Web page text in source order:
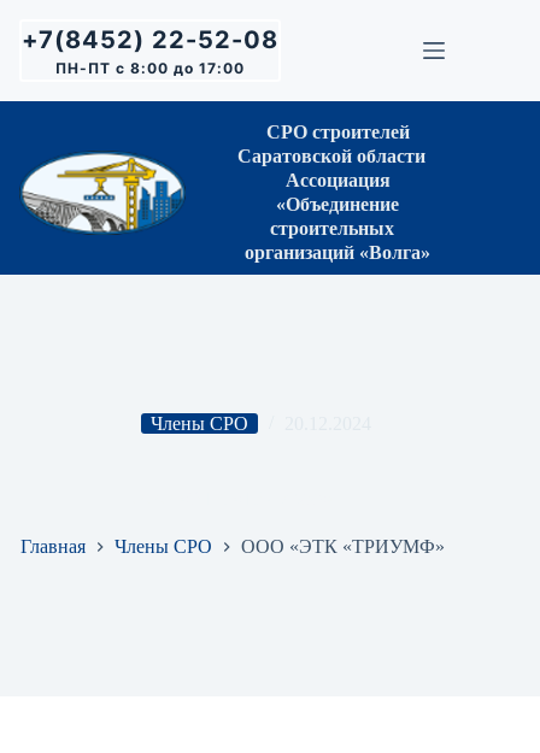
сути+7(8452) 22-52-08
ПН-ПТ с 8:00 до 17:00
СРО строителей
Саратовской области
Ассоциация
«Объединение
строительных
организаций «Волга»
Члены СРО
Главная Члены СРО ООО «ЭТК «ТРИУМФ»